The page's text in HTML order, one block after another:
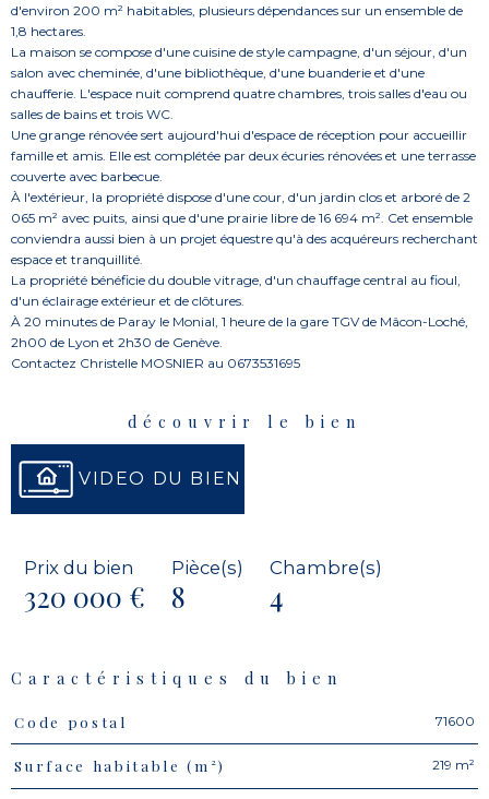
d'environ 200 m² habitables, plusieurs dépendances sur un ensemble de
1,8 hectares.
La maison se compose d'une cuisine de style campagne, d'un séjour, d'un
salon avec cheminée, d'une bibliothèque, d'une buanderie et d'une
chaufferie. L'espace nuit comprend quatre chambres, trois salles d'eau ou
salles de bains et trois WC.
Une grange rénovée sert aujourd'hui d'espace de réception pour accueillir
famille et amis. Elle est complétée par deux écuries rénovées et une terrasse
couverte avec barbecue.
À l'extérieur, la propriété dispose d'une cour, d'un jardin clos et arboré de 2
065 m² avec puits, ainsi que d'une prairie libre de 16 694 m². Cet ensemble
conviendra aussi bien à un projet équestre qu'à des acquéreurs recherchant
espace et tranquillité.
La propriété bénéficie du double vitrage, d'un chauffage central au fioul,
d'un éclairage extérieur et de clôtures.
À 20 minutes de Paray le Monial, 1 heure de la gare TGV de Mâcon-Loché,
2h00 de Lyon et 2h30 de Genève.
découvrir le bien
VIDEO DU BIEN
Prix du bien
320 000 €
Pièce(s)
8
Chambre(s)
4
Caractéristiques du bien
Caractéristiques Valeurs
Code postal 71600
Surface habitable (m²) 219 m²